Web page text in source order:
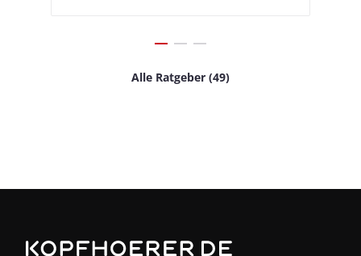
Alle Ratgeber (49)